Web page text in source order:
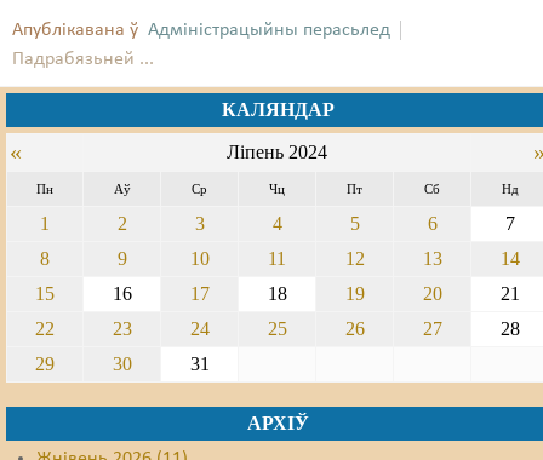
Апублікавана ў Адміністрацыйны перасьлед
Падрабязьней ...
КАЛЯНДАР
« Ліпень 2024
Пн Аў Ср Чц Пт Сб Нд
1 2 3 4 5 6
7
8
9 10 11 12 13
14
15
16 17 18 19 20
21
22
23 24 25 26 27
28
29
30 31
АРХІЎ
Рознае
Свабода слова
Суд
Экалёгія
Правы працоўных
Сацыяльныя правы